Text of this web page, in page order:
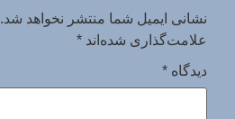
نشانی ایمیل شما منتشر نخواهد شد.
علامت‌گذاری شده‌اند*
دیدگاه*